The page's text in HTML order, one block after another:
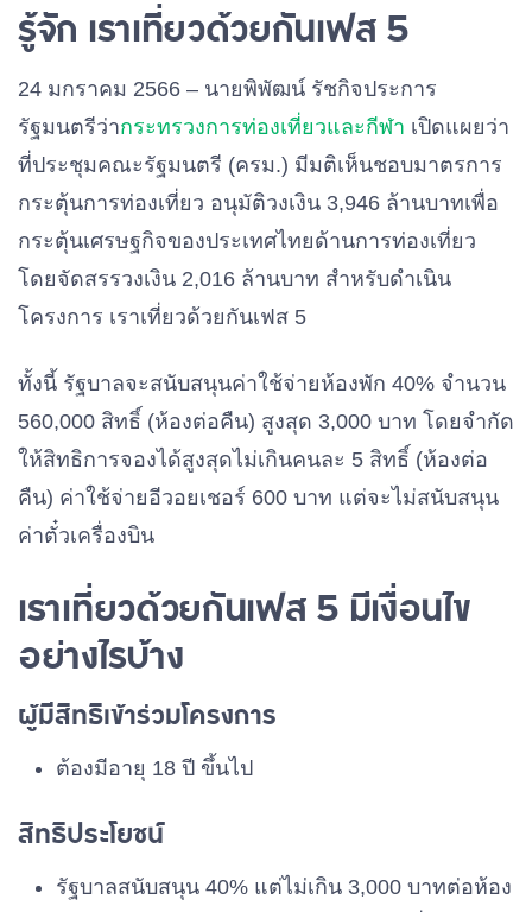
รู้จัก เราเที่ยวด้วยกันเฟส 5
24 มกราคม 2566 – นายพิพัฒน์ รัชกิจประการ
รัฐมนตรีว่ากระทรวงการท่องเที่ยวและกีฬา เปิดแผยว่า
ที่ประชุมคณะรัฐมนตรี (ครม.) มีมติเห็นชอบมาตรการ
กระตุ้นการท่องเที่ยว อนุมัติวงเงิน 3,946 ล้านบาทเพื่อ
กระตุ้นเศรษฐกิจของประเทศไทยด้านการท่องเที่ยว
โดยจัดสรรวงเงิน 2,016 ล้านบาท สำหรับดำเนิน
โครงการ เราเที่ยวด้วยกันเฟส 5
ทั้งนี้ รัฐบาลจะสนับสนุนค่าใช้จ่ายห้องพัก 40% จำนวน
560,000 สิทธิ์ (ห้องต่อคืน) สูงสุด 3,000 บาท โดยจำกัด
ให้สิทธิการจองได้สูงสุดไม่เกินคนละ 5 สิทธิ์ (ห้องต่อ
คืน) ค่าใช้จ่ายอีวอยเชอร์ 600 บาท แต่จะไม่สนับสนุน
ค่าตั๋วเครื่องบิน
เราเที่ยวด้วยกันเฟส 5 มีเงื่อนไข
อย่างไรบ้าง
ผู้มีสิทธิเข้าร่วมโครงการ
ต้องมีอายุ 18 ปี ขึ้นไป
สิทธิประโยชน์
รัฐบาลสนับสนุน 40% แต่ไม่เกิน 3,000 บาทต่อห้อง